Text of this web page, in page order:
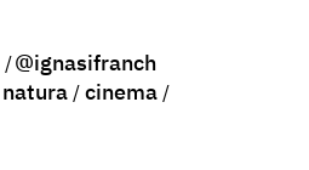
@ignasifranch
natura
cinema